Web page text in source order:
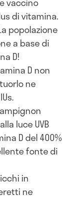
di vitamina.
popolazione
a base di
D!
D non
ne
luce UVB
D del 400%
fonte di
in
ne